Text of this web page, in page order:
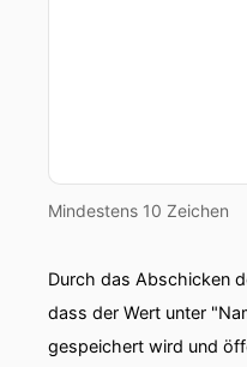
Mindestens 10 Zeichen
Durch das Abschicken
dass der Wert unter
gespeichert wird und